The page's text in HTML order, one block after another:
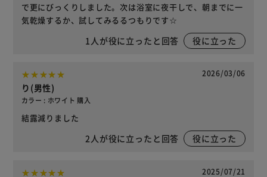
で更にびっくりしました。次は浴室に夜干しで、朝までに一
気乾燥するか、試してみるるつもりです☆
1 人が役に立ったと回答 役に立った
2026/03/06
り(男性)
カラー : ホワイト 購入
結露減りました
2 人が役に立ったと回答 役に立った
2025/07/21